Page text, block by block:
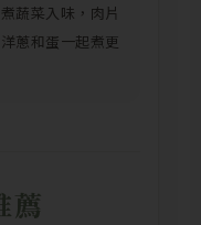
蔬菜入味，肉片
蔥和蛋一起煮更
薦